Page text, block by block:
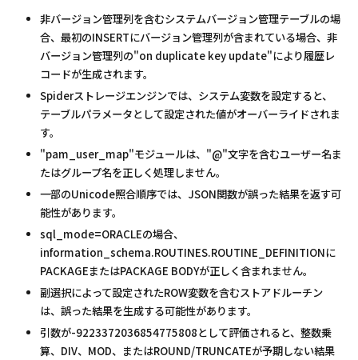
非バージョン管理列を含むシステムバージョン管理テーブルの場
合、最初のINSERTにバージョン管理列が含まれている場合、非
バージョン管理列の"on duplicate key update"により履歴レ
コードが生成されます。
Spiderストレージエンジンでは、システム変数を設定すると、
テーブルパラメータとして設定された値がオーバーライドされま
す。
"pam_user_map"モジュールは、"@"文字を含むユーザー名ま
たはグループ名を正しく処理しません。
一部のUnicode照合順序では、JSON関数が誤った結果を返す可
能性があります。
sql_mode=ORACLEの場合、
information_schema.ROUTINES.ROUTINE_DEFINITIONに
PACKAGEまたはPACKAGE BODYが正しく含まれません。
副選択によって設定されたROW変数を含むストアドルーチン
は、誤った結果を生成する可能性があります。
引数が-9223372036854775808として評価されると、整数乗
算、DIV、MOD、またはROUND/TRUNCATEが予期しない結果